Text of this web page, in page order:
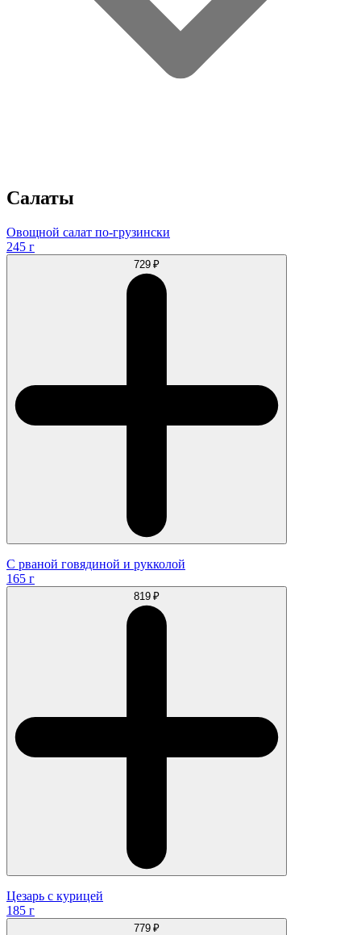
Салаты
Овощной салат по-грузински
245 г
729 ₽
С рваной говядиной и рукколой
165 г
819 ₽
Цезарь с курицей
185 г
779 ₽